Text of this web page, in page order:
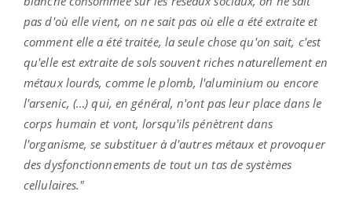
pas d'où elle vient, on ne sait pas où elle a été extraite et
comment elle a été traitée, la seule chose qu'on sait, c'est
qu'elle est extraite de sols souvent riches naturellement en
métaux lourds, comme le plomb, l'aluminium ou encore
l'arsenic, (…) qui, en général, n'ont pas leur place dans le
corps humain et vont, lorsqu'ils pénètrent dans
l'organisme, se substituer à d'autres métaux et provoquer
des dysfonctionnements de tout un tas de systèmes
cellulaires."